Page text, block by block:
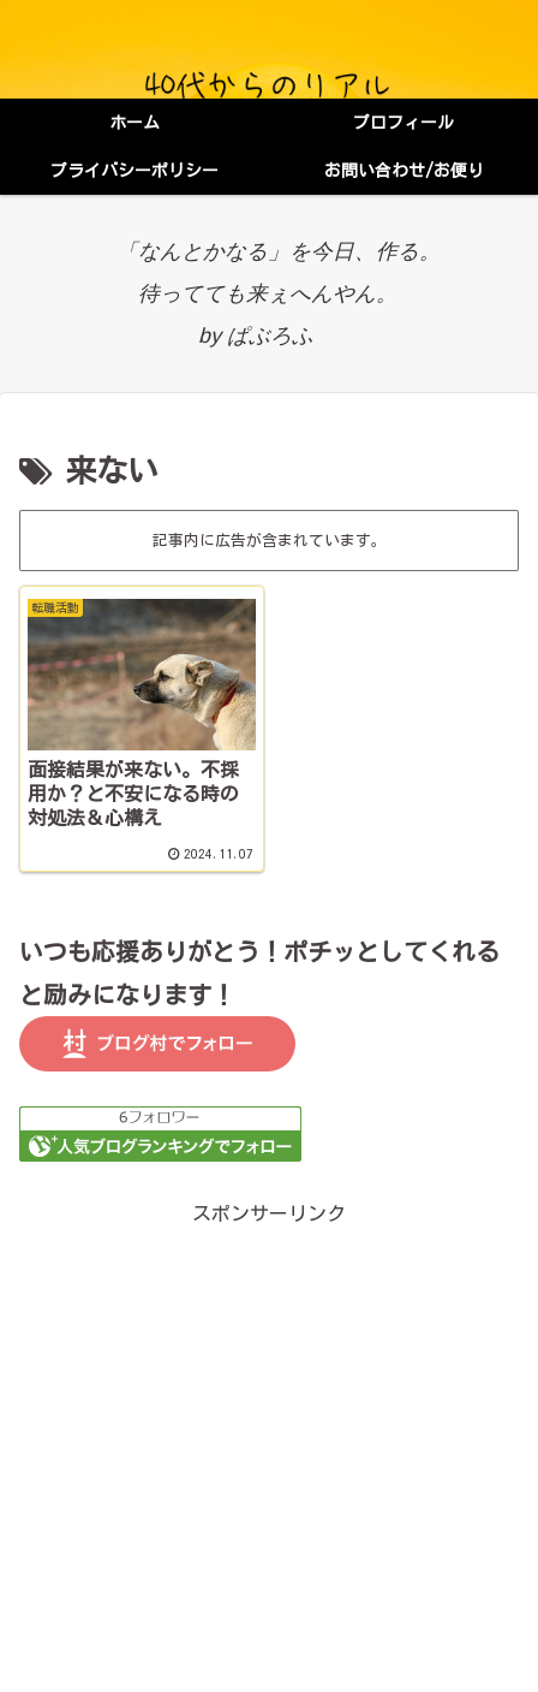
ホーム プロフィール
プライバシーポリシー お問い合わせ/お便り
「なんとかなる」を今日、作る。
待ってても来ぇへんやん。
by ぱぶろふ
来ない
記事内に広告が含まれています。
転職活動
面接結果が来ない。不採
用か？と不安になる時の
対処法＆心構え
2024.11.07
いつも応援ありがとう！ポチッとしてくれる
と励みになります！
スポンサーリンク